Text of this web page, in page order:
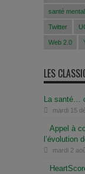
santé
Twitter
Web 2.0
LES
La santé…
mardi 15
Appel à
l’évolution
mardi 2